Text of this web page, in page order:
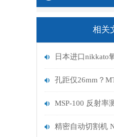
相关